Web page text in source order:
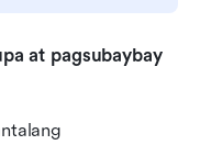
at pagsubaybay